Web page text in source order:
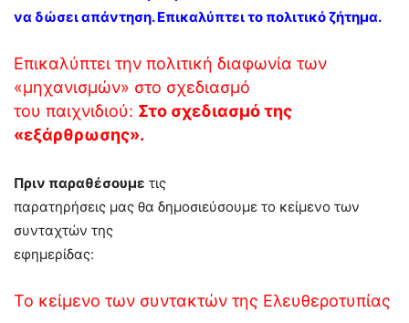
να δώσει απάντηση. Επικαλύπτει το πολιτικό ζήτημα.
Επικαλύπτει την πολιτική διαφωνία των
«μηχανισμών» στο σχεδιασμό
του παιχνιδιού: Στο σχεδιασμό της
«εξάρθρωσης».
Πριν παραθέσουμε τις
παρατηρήσεις μας θα δημοσιεύσουμε το κείμενο των
συνταχτών της
εφημερίδας:
Το κείμενο των συντακτών της Ελευθεροτυπίας